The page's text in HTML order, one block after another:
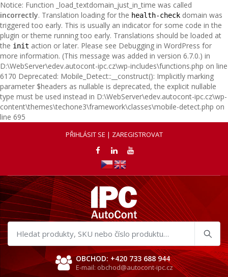
Notice: Function _load_textdomain_just_in_time was called
incorrectly. Translation loading for the health-check domain was
triggered too early. This is usually an indicator for some code in the
plugin or theme running too early. Translations should be loaded at
the init action or later. Please see Debugging in WordPress for
more information. (This message was added in version 6.7.0.) in
D:\WebServer\edev.autocont-ipc.cz\wp-includes\functions.php on line
6170 Deprecated: Mobile_Detect::__construct(): Implicitly marking
parameter $headers as nullable is deprecated, the explicit nullable
type must be used instead in D:\WebServer\edev.autocont-ipc.cz\wp-
content\themes\techone3\framework\classes\mobile-detect.php on
line 695
PŘIHLÁSIT SE | ZAREGISTROVAT
Hledat
produkty
OBCHOD: +420 733 688 944
E-mail: obchod@autocont-ipc.cz